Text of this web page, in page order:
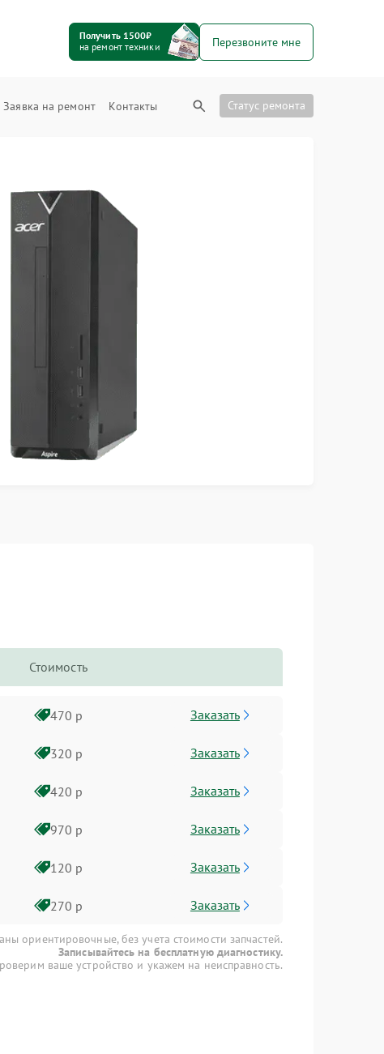
Получить 1500₽
на ремонт техники
Перезвоните мне
Заявка на ремонт Контакты Статус ремонта
Стоимость
470 р Заказать
320 р Заказать
420 р Заказать
970 р Заказать
120 р Заказать
270 р Заказать
ориентировочные, без учета стоимости запчастей.
Записывайтесь на бесплатную диагностику.
ваше устройство и укажем на неисправность.